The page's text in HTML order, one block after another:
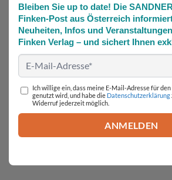
Bleiben Sie up to date! Die
Finken-Post aus Österreich
Neuheiten, Infos und
Finken Verlag – und sichert Ihnen
Ich willige ein, dass meine E-Mail-Adresse für
genutzt wird, und habe die Datenschutzerklärung
Widerruf jederzeit möglich.